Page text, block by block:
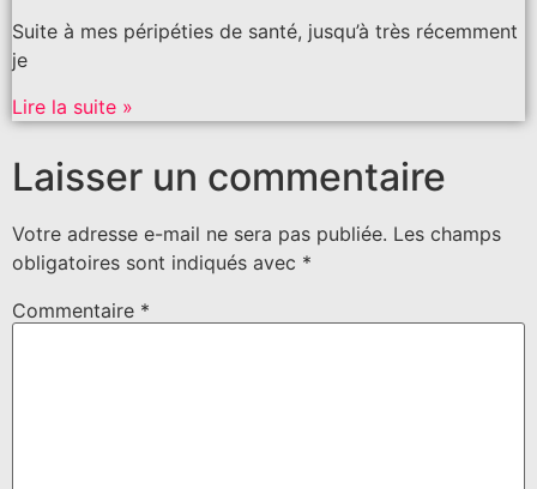
Suite à mes péripéties de santé, jusqu’à très récemment
je
Lire la suite »
Laisser un commentaire
Votre adresse e-mail ne sera pas publiée. Les champs
obligatoires sont indiqués avec *
Commentaire *